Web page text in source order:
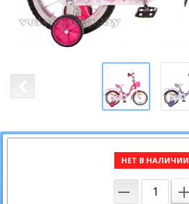
НЕТ В НАЛИЧИИ